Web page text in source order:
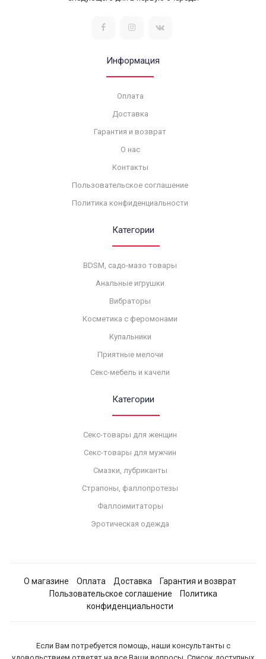
Информация
Оплата
Доставка
Гарантия и возврат
О нас
Контакты
Пользовательское соглашение
Политика конфиденциальности
Категории
BDSM, садо-мазо товары
Анальные игрушки
Вибраторы
Косметика с феромонами
Купальники
Приятные мелочи
Секс-мебель и качели
Категории
Секс-товары для женщин
Секс-товары для мужчин
Смазки, лубриканты
Страпоны, фаллопротезы
Фаллоимитаторы
Эротическая одежда
О магазине Оплата Доставка
Гарантия и возврат
Пользовательское соглашение
Политика
конфиденциальности
Если Вам потребуется помощь, наши консультанты с